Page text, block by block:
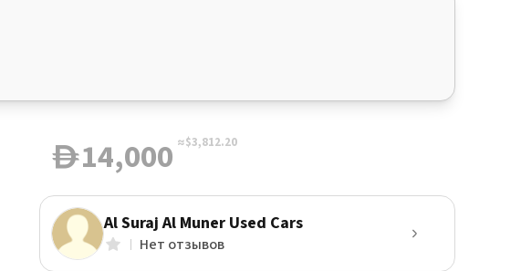
D14,000 ≈$3,812.20
Al Suraj Al Muner Used Cars
Нет отзывов